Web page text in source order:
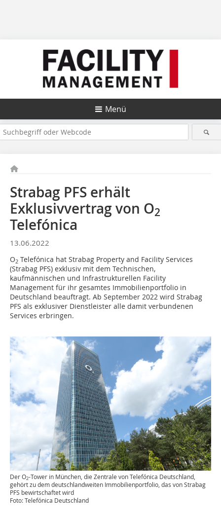
Menü
Strabag PFS erhält
Exklusivvertrag von O2
Telefónica
13.06.2022
O2 Telefónica hat Strabag Property and Facility Services
(Strabag PFS) exklusiv mit dem Technischen,
kaufmännischen und Infrastrukturellen Facility
Management für ihr gesamtes Immobilienportfolio in
Deutschland beauftragt. Ab September 2022 wird Strabag
PFS als exklusiver Dienstleister alle damit verbundenen
Services erbringen.
Der O2-Tower in München, die Zentrale von Telefónica Deutschland,
gehört zu dem deutschlandweiten Immobilienportfolio, das von Strabag
PFS bewirtschaftet wird
Foto: Telefónica Deutschland